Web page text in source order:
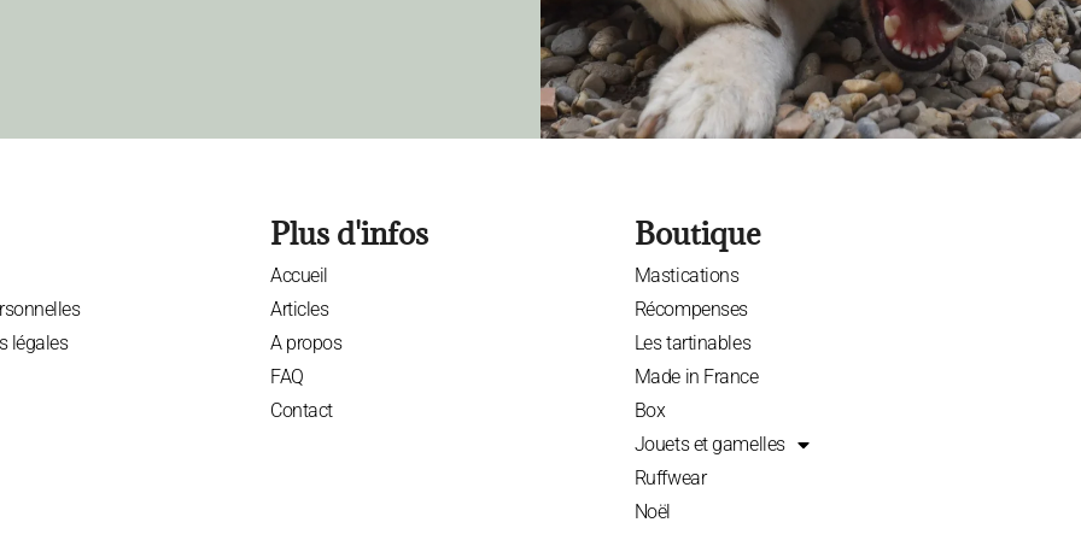
légales
Plus d'infos
Accueil
Articles
A propos
FAQ
Contact
Boutique
Mastications
Récompenses
Les tartinables
Made in France
Box
Jouets et gamelles
Ruffwear
Noël